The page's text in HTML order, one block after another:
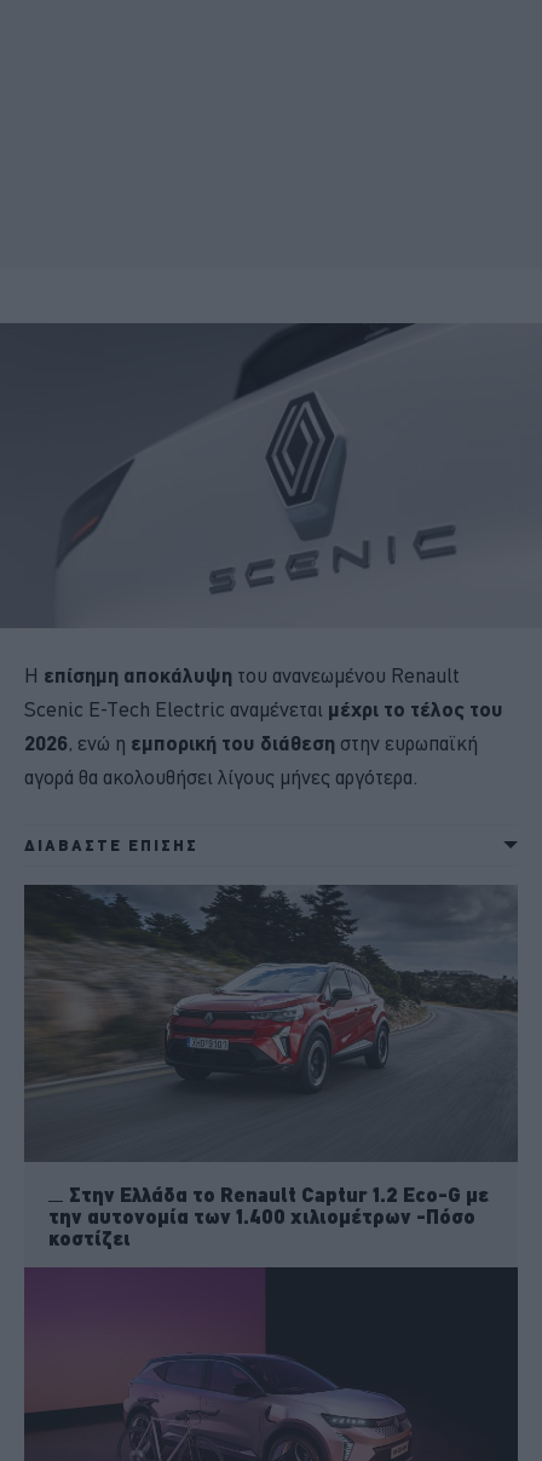
Η επίσημη αποκάλυψη του ανανεωμένου Renault
Scenic E-Tech Electric αναμένεται μέχρι το τέλος του
2026, ενώ η εμπορική του διάθεση στην ευρωπαϊκή
αγορά θα ακολουθήσει λίγους μήνες αργότερα.
ΔΙΑΒΑΣΤΕ ΕΠΙΣΗΣ
Στην Ελλάδα το Renault Captur 1.2 Eco-G με
την αυτονομία των 1.400 χιλιομέτρων -Πόσο
κοστίζει